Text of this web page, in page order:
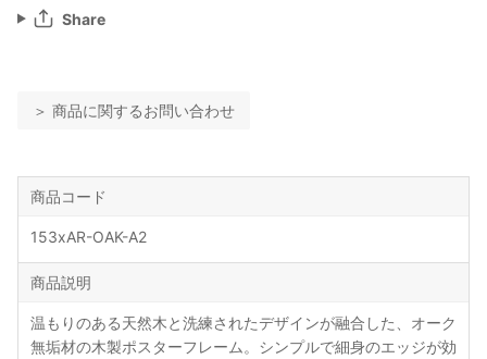
Share
＞ 商品に関するお問い合わせ
商品コード
153xAR-OAK-A2
商品説明
温もりのある天然木と洗練されたデザインが融合した、オーク
無垢材の木製ポスターフレーム。シンプルで細身のエッジが効